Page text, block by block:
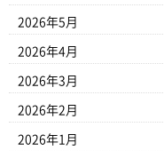
2026年5月
2026年4月
2026年3月
2026年2月
2026年1月